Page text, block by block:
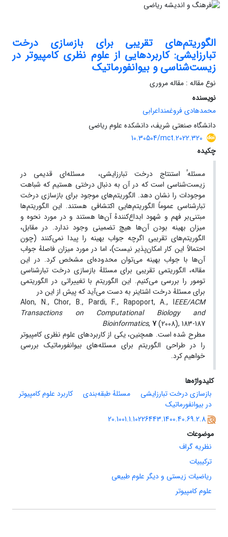
الگوریتم‌های تقریبی برای بازسازی درخت
تبارزایشی: کاربردهایی از علوم نظری کامپیوتر در
زیست‌شناسی و بیوانفورماتیک
نوع مقاله : مقاله مروری
نویسنده
محمدهادی فروغمنداعرابی
دانشگاه صنعتی شریف، دانشکده علوم ریاضی
10.30504/mct.2022.320
چکیده
مسئله‎‏ٔ استنتاج درخت تبارزایشی، مسئله‌ای قدیمی در
زیست‌شناسی است که در آن به ‌دنبال درختی هستیم که شباهت
موجودات را نشان دهد. الگوریتم‌های موجود برای بازسازی درخت
تبارشناسی عموماً الگوریتم‌هایی اکتشافی هستند. این الگوریتم‌ها
مبتنی‌بر فهم و شهود ابداع‌کنندهٔ آن‌ها هستند و در مورد نحوه و
میزان بهینه ‌بودن آن‌ها هیچ تضمینی وجود ندارد. در مقابل،
الگوریتم‌های تقریبی اگرچه جواب بهینه را پیدا نمی‌کنند (چون
احتمالاً این کار امکان‌پذیر نیست)، اما در مورد میزان فاصلهٔ جواب
آن‌ها با جواب بهینه می‌توان محدوده‌ای مشخص کرد. در این
مقاله، الگوریتمی تقریبی برای مسئلهٔ بازسازی درخت تبارشناسی
تومور را بررسی می‌کنیم. این الگوریتم با تغییراتی در الگوریتمی
برای مسئلهٔ درخت اشتاینر به ‌دست می‌آید که پیش از این در
‎Alon‎, ‎N.‎, ‎Chor‎, ‎B.‎, ‎Pardi‎, ‎F.‎, ‎Rapoport‎, ‎A.‎, ‎‎IEEE/ACM
Transactions on Computational Biology and‎
‎Bioinformatics, ‎ 7(2008)‎, ‎183-187‎
مطرح شده است. همچنین، یکی از کاربردهای علوم نظری کامپیوتر
را در طراحی الگوریتم برای مسئله‌های بیوانفورماتیک بررسی
خواهیم کرد.
کلیدواژه‌ها
بازسازی درخت تبارزایشی
مسئلهٔ طبقه‌بندی
کاربرد علوم کامپیوتر
در بیوانفورماتیک
20.1001.1.10226443.1400.40.69.2.8
موضوعات
نظریه گراف
ترکیبیات
ریاضیات زیستی و دیگر علوم طبیعی
علوم کامپیوتر